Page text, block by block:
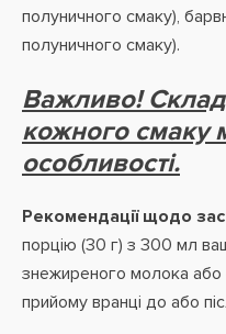
полуничного смаку),
полуничного смаку).
Важливо! Склад
кожного смаку
особливості.
Рекомендації щодо
порцію (30 г) з 300 мл
знежиреного молока або
прийому вранці до або